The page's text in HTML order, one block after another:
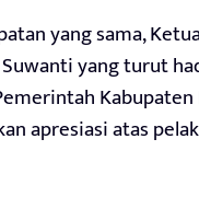
yang sama,
yang turut
apresiasi atas